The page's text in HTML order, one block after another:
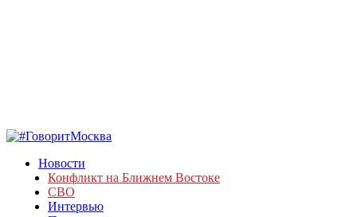
Новости
Конфликт на Ближнем Востоке
СВО
Интервью